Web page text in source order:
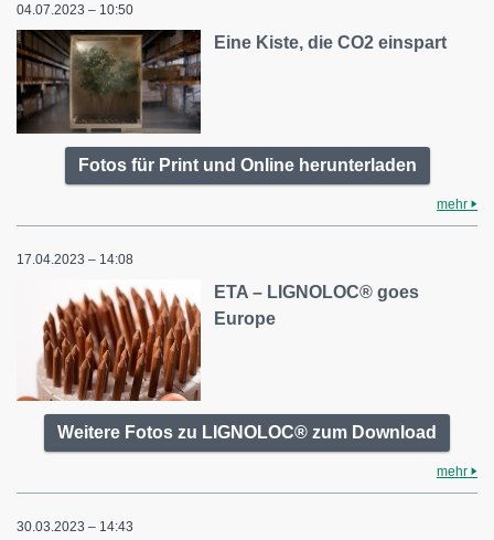
04.07.2023 – 10:50
Eine Kiste, die CO2 einspart
Fotos für Print und Online herunterladen
mehr
17.04.2023 – 14:08
ETA – LIGNOLOC® goes
Europe
Weitere Fotos zu LIGNOLOC® zum Download
mehr
30.03.2023 – 14:43